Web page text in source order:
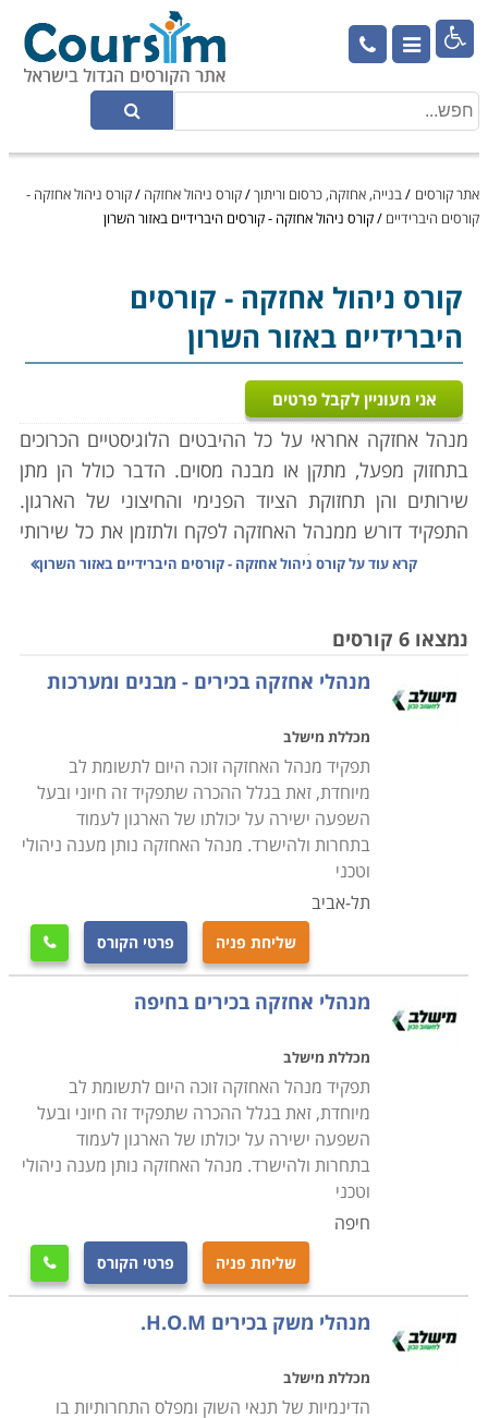

אתר קורסים /בנייה, אחזקה, כרסום וריתוך/קורס ניהול אחזקה /קורס ניהול אחזקה -
קורסים היברידיים /קורס ניהול אחזקה - קורסים היברידיים באזור השרון
קורס ניהול אחזקה - קורסים
היברידיים באזור השרון
אני מעוניין לקבל פרטים
מנהל אחזקה אחראי על כל ההיבטים הלוגיסטיים הכרוכים
בתחזוק מפעל, מתקן או מבנה מסוים. הדבר כולל הן מתן
שירותים והן תחזוקת הציוד הפנימי והחיצוני של הארגון.
התפקיד דורש ממנהל האחזקה לפקח ולתזמן את כל שירותי
האחזקה הנדרשים, לוודא את איכות השירות ותקני המוצרים
האחזקה עליו להיות מוכשר, מיומן ובעל הידע הנדרש על
מנת לעסוק בתפקיד ביעילות.
קורס ניהול אחזקה מספק ידע רב בתחום ומאפשר לעסוק
כמנהל אחזקה הן בארגונים מסחריים והן בארגונים ציבוריים
ופרטיים. במסגרת הקורס נלמדים נושאים מגוונים כדוגמת
תיקונים טכניים של אלמנטים שונים במבנה, התקנת ריהוט
וציוד כדוגמת ארונות, מדפים, לוחות ומזגנים. כמו כן נלמדים
תחומים כדוגמת קשר עם ספקים ועם מנהלים
עוד נרכשת היכולת לבצע סקירה של המוסד או המבנה
בתחום אחריותו של איש המקצוע בניסיון לאתר מפגעים
הדורשים תיקון כמו למשל, מעליות שפג תוקף האחריות
עליהן ויש להזמין את חברת המעליות לתחזוקה שוטפת,
מזגנים רעועים הנוטים ליפול ומהווים סיכון בטיחותי, עצים
בסביבת חצר המוסד שיש לטפל בהם על מנת למנוע סיכון
בטיחותי וכדומה.
למי מיועד הקורס
הקורס מיועד לכל אדם המבקש לעסוק בתחום מעניין מאוד
המספק אתגר וסיפוק רב. עוד הוא מיועד לאנשים האוהבים
לעבוד עם הידיים, לתקן דברים ולהפעיל רמה גבוהה של
יצירתיות. אחזקה היא מקצוע המגלם בתוכו מגוון תחומים
ומקצועות, תוך שימוש בשיטות עבודה מגוונות. לכן, קורס
ניהול אחזקה מקנה ידע בסיסי במגוון תחומים כדוגמת
קרא עוד עלקורס ניהול אחזקה - קורסים היברידיים באזור השרון
נמצאו 6 קורסים
מנהלי אחזקה בכירים - מבנים ומערכות
מכללת מישלב
תפקיד מנהל האחזקה זוכה היום לתשומת לב
מיוחדת, זאת בגלל ההכרה שתפקיד זה חיוני ובעל
השפעה ישירה על יכולתו של הארגון לעמוד
בתחרות ולהישרד. מנהל האחזקה נותן מענה ניהולי
וטכני
תל-אביב
שליחת פניה פרטי הקורס 
מנהלי אחזקה בכירים בחיפה
מכללת מישלב
תפקיד מנהל האחזקה זוכה היום לתשומת לב
מיוחדת, זאת בגלל ההכרה שתפקיד זה חיוני ובעל
השפעה ישירה על יכולתו של הארגון לעמוד
בתחרות ולהישרד. מנהל האחזקה נותן מענה ניהולי
וטכני
חיפה
שליחת פניה פרטי הקורס 
מנהלי משק בכירים H.O.M.
מכללת מישלב
הדינמיות של תנאי השוק ומפלס התחרותיות בו